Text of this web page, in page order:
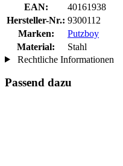
EAN:
40161938
Hersteller-Nr.: 9300112
Marken:
Putzboy
Material:
Stahl
Rechtliche Informationen
Passend dazu